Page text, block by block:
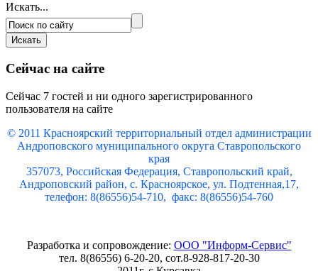
Искать...
Сейчас на сайте
Сейчас 7 гостей и ни одного зарегистрированного
пользователя на сайте
© 2011 Красноярский территориальный отдел администрации
Андроповского муниципального округа Ставропольского
края
357073, Российская Федерация, Ставропольский край,
Андроповский район, с. Красноярское, ул. Подтенная,17,
телефон: 8(86556)54-710, факс: 8(86556)54-760
Разработка и сопровождение: ООО "Информ-Сервис"
тел. 8(86556) 6-20-20, сот.8-928-817-20-30